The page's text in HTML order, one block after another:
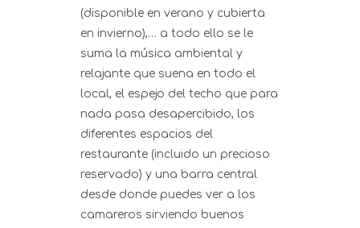
(disponible en verano y cubierta
en invierno),… a todo ello se le
suma la música ambiental y
relajante que suena en todo el
local, el espejo del techo que para
nada pasa desapercibido, los
diferentes espacios del
restaurante (incluido un precioso
reservado) y una barra central
desde donde puedes ver a los
camareros sirviendo buenos